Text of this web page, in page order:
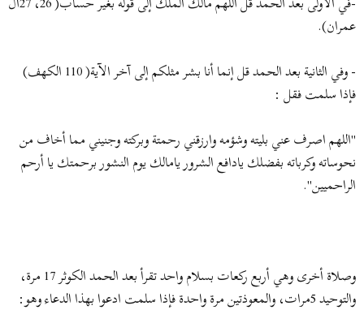
عمران).
- وفي الثانية بعد الحمد قل إنما أنا بشر مثلكم إلى آخر الآية( 110 الكهف)
فإذا سلمت فقل :
"اللهم اصرف عني بليته وشؤمه وارزقني رحمتة وبركته وجنيني مما أخاف من
نحوساته وكرباته بفضلك يادافع الشرور يامالك يوم النشور برحمتك يا أرحم
الراحميين".
وصلاة أخرى وهي أربع ركعات بسلام واحد تقرأ بعد الحمد الكوثر 17 مرة،
والتوحيد 5مرات، والمعوذتين مرة واحدة فإذا سلمت ادعوا بهذا الدعاء وهو: